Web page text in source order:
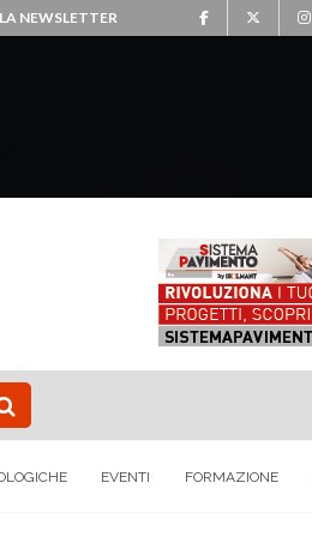
NEWSLETTER
EVENTI FORMAZIONE